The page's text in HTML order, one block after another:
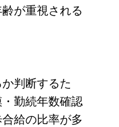
が重視される
判断するた
勤続年数確認
給の比率が多